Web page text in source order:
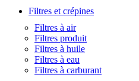
Filtres et crépines
Filtres à air
Filtres produit
Filtres à huile
Filtres à eau
Filtres à carburant